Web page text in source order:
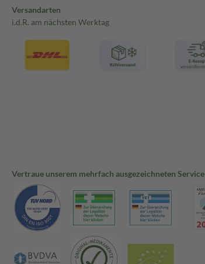
Versandarten
i.d.R. am nächsten Werktag
Vertraue unserem mehrfach ausgezeichneten Service